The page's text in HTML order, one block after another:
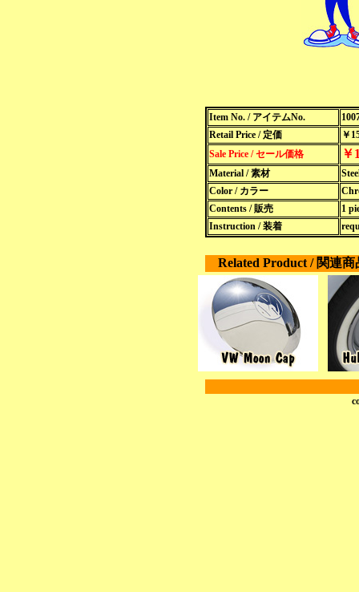
Item No. / アイテムNo.
Retail Price / 定価
￥
Sale Price / セール価格
￥
Material / 素材
Color / カラー
Contents / 販売
1
Instruction / 装着
Related Product / 関連商